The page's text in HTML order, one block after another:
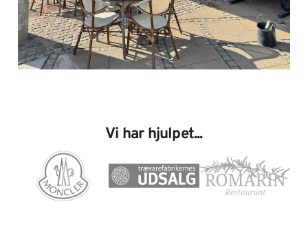
Vi har hjulpet...